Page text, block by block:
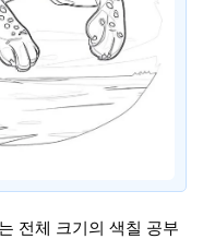
전체 크기의 색칠 공부